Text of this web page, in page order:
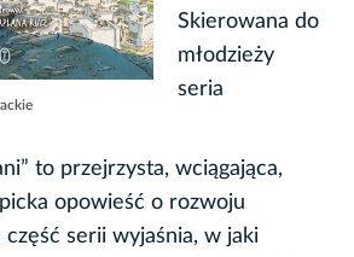
Skierowana do
młodzieży
seria
to przejrzysta, wciągająca,
opowieść o rozwoju
część serii wyjaśnia, w jaki